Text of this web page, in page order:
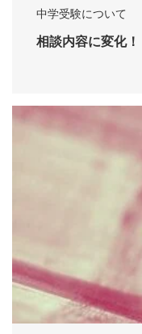
中学受験について
相談内容に変化！